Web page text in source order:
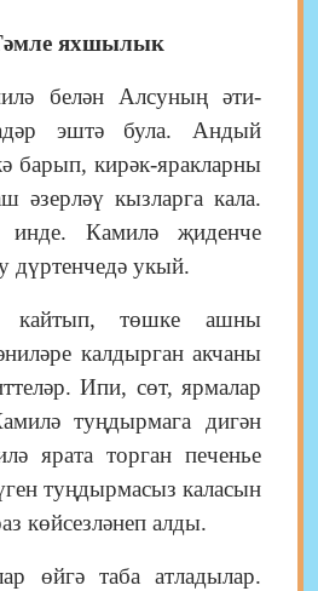
яхшылык
белән Алсуның әти-
эштә була. Андый
барып, кирәк-яракларны
әзерләү кызларга кала.
Камилә җиденче
дүртенчедә укый.
кайтып, төшке ашны
калдырган акчаны
Ипи, сөт, ярмалар
туңдырмага дигән
ярата торган печенье
туңдырмасыз каласын
көйсезләнеп алды.
өйгә таба атладылар.